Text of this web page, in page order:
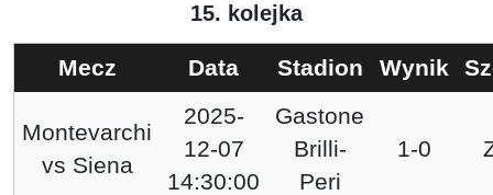
15. kolejka
Mecz Data Stadion Wynik
Montevarchi
vs Siena
2025-
12-07
14:30:00
Gastone
Brilli-
Peri
1-0